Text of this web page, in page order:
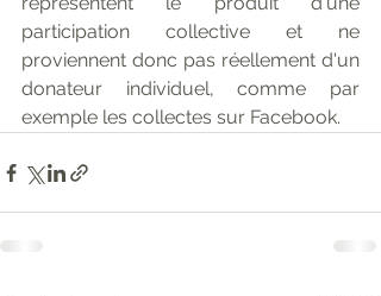
participation collective et ne
proviennent donc pas réellement d'un
donateur individuel, comme par
exemple les collectes sur Facebook.